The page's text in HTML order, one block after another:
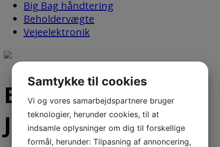
Big Bag håndtering
Beholdervægte
Vejeelektronik
Båndvægte -
JesBelt®
Samtykke til cookies
Vi og vores samarbejdspartnere bruger
teknologier, herunder cookies, til at
indsamle oplysninger om dig til forskellige
formål, herunder: Tilpasning af annoncering,